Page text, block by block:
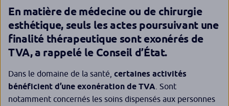
En matière de médecine ou de chirurgie
esthétique, seuls les actes poursuivant une
finalité thérapeutique sont exonérés de
TVA, a rappelé le Conseil d’État.
Dans le domaine de la santé, certaines activités
bénéficient d’une exonération de TVA . Sont
notamment concernés les soins dispensés aux personnes